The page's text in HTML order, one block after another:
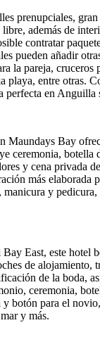
prenupciales,
además de
contratar
pueden añadir
la pareja, cruceros
playa, entre otras.
perfecta en Anguilla
Maundays Bay
ceremonia, botella
y cena privada
más elaborada
y
East, este hotel
de alojamiento,
de la boda,
ceremonia,
botón para el
y más.